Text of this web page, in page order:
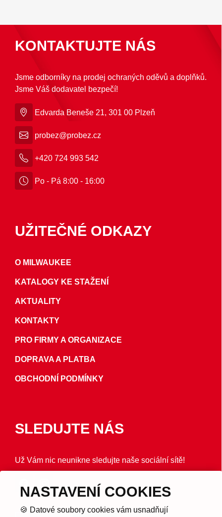
KONTAKTUJTE NÁS
Jsme odborníky na prodej ochraných oděvů a doplňků.
Jsme Váš dodavatel bezpečí!
Edvarda Beneše 21, 301 00 Plzeň
probez@probez.cz
+420 724 993 542
Po - Pá 8:00 - 16:00
UŽITEČNÉ ODKAZY
O MILWAUKEE
KATALOGY KE STAŽENÍ
AKTUALITY
KONTAKTY
PRO FIRMY A ORGANIZACE
DOPRAVA A PLATBA
OBCHODNÍ PODMÍNKY
SLEDUJTE NÁS
Už Vám nic neunikne sledujte naše sociální sítě!
NASTAVENÍ COOKIES
🍪 Datové soubory cookies vám usnadňují